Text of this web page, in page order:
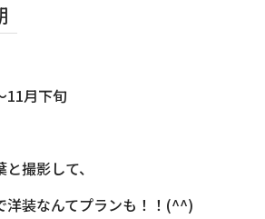
11月下旬
撮影して、
洋装なんてプランも！！(^^)